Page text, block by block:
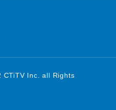
CTiTV Inc. all Rights